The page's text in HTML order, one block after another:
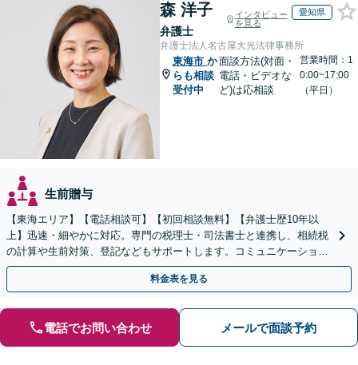
森 洋子
弁護士
インタビュー
を見る
愛知県
弁護士法人名古屋大光法律事務所
東海市 か
らも相談
受付中
面談方法(対面・
電話・ビデオな
ど)は応相談
営業時間：1
0:00~17:00
（平日）
生前贈与
【東海エリア】【電話相談可】【初回相談無料】【弁護士歴10年以
上】迅速・細やかに対応。専門の税理士・司法書士と連携し、相続税
の計算や生前対策、登記などもサポートします。コミュニケーション
を大事にし、より納得できる解決を目指します。
料金表を見る
電話でお問い合わせ メールで面談予約